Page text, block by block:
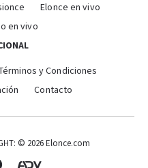
Elonce en vivo
en vivo
y Condiciones
Contacto
© 2026 Elonce.com